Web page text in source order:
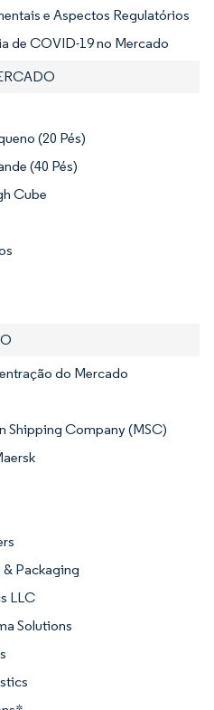
e Aspectos Regulatórios
de COVID-19 no Mercado
(20 Pés)
(40 Pés)
Cube
do Mercado
Shipping Company (MSC)
Packaging
LLC
Solutions